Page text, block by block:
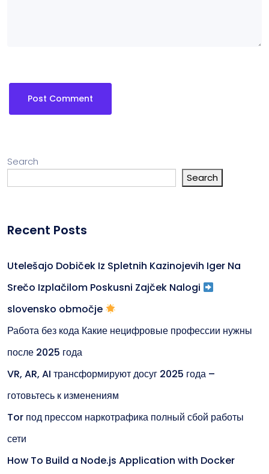
Search
Search
Recent Posts
Utelešajo Dobiček Iz Spletnih Kazinojevih Iger Na
Srečo Izplačilom Poskusni Zajček Nalogi
slovensko območje
Работа без кода Какие нецифровые профессии нужны
после 2025 года
VR, AR, AI трансформируют досуг 2025 года –
готовьтесь к изменениям
Tor под прессом наркотрафика полный сбой работы
сети
How To Build a Node.js Application with Docker